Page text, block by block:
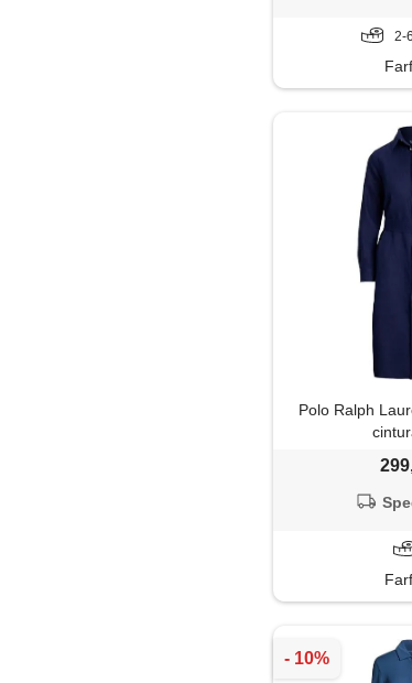
2-
Polo Ralph